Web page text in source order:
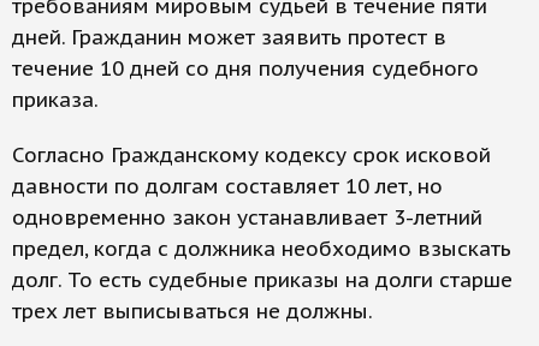
требованиям мировым судьей в течение пяти
дней. Гражданин может заявить протест в
течение 10 дней со дня получения судебного
приказа.
Согласно Гражданскому кодексу срок исковой
давности по долгам составляет 10 лет, но
одновременно закон устанавливает 3-летний
предел, когда с должника необходимо взыскать
долг. То есть судебные приказы на долги старше
трех лет выписываться не должны.